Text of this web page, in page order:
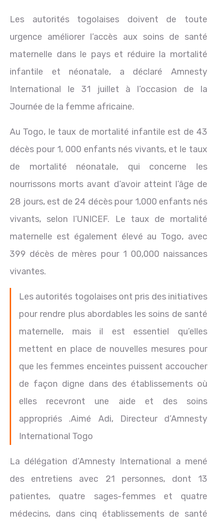
Les autorités togolaises doivent de toute
urgence améliorer l’accès aux soins de santé
maternelle dans le pays et réduire la mortalité
infantile et néonatale, a déclaré Amnesty
International le 31 juillet à l’occasion de la
Journée de la femme africaine.
Au Togo, le taux de mortalité infantile est de 43
décès pour 1, 000 enfants nés vivants, et le taux
de mortalité néonatale, qui concerne les
nourrissons morts avant d’avoir atteint l’âge de
28 jours, est de 24 décès pour 1,000 enfants nés
vivants, selon l’UNICEF. Le taux de mortalité
maternelle est également élevé au Togo, avec
399 décès de mères pour 1 00,000 naissances
vivantes.
Les autorités togolaises ont pris des initiatives
pour rendre plus abordables les soins de santé
maternelle, mais il est essentiel qu’elles
mettent en place de nouvelles mesures pour
que les femmes enceintes puissent accoucher
de façon digne dans des établissements où
elles recevront une aide et des soins
appropriés .Aimé Adi, Directeur d’Amnesty
International Togo
La délégation d’Amnesty International a mené
des entretiens avec 21 personnes, dont 13
patientes, quatre sages-femmes et quatre
médecins, dans cinq établissements de santé